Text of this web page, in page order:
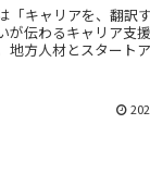
「キャリアを、翻訳す
が伝わるキャリア支
地方人材とスタート